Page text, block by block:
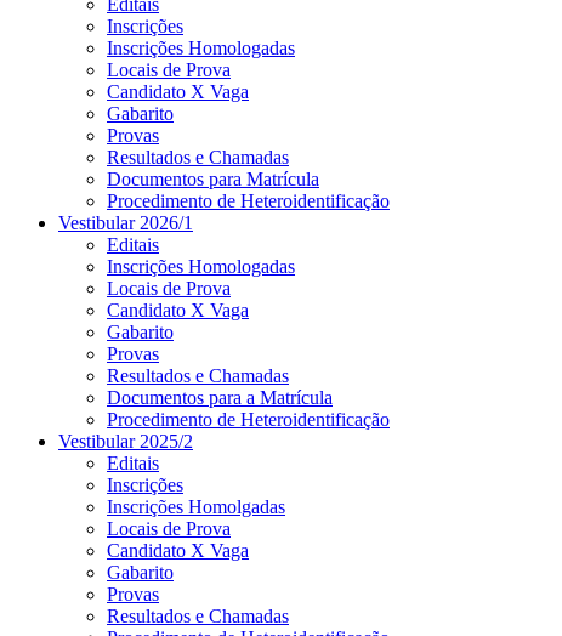
Editais
Inscrições
Inscrições Homologadas
Locais de Prova
Candidato X Vaga
Gabarito
Provas
Resultados e Chamadas
Documentos para Matrícula
Procedimento de Heteroidentificação
Vestibular 2026/1
Editais
Inscrições Homologadas
Locais de Prova
Candidato X Vaga
Gabarito
Provas
Resultados e Chamadas
Documentos para a Matrícula
Procedimento de Heteroidentificação
Vestibular 2025/2
Editais
Inscrições
Inscrições Homolgadas
Locais de Prova
Candidato X Vaga
Gabarito
Provas
Resultados e Chamadas